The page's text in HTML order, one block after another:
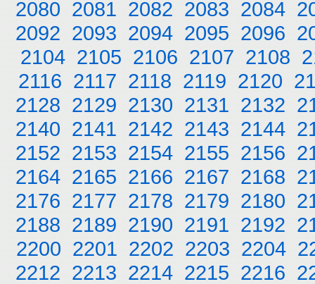
2080 2081 2082 2083 2084
2092 2093 2094 2095 2096
2104 2105 2106 2107 2108
2116 2117 2118 2119 2120
2128 2129 2130 2131 2132
2140 2141 2142 2143 2144
2152 2153 2154 2155 2156
2164 2165 2166 2167 2168
2176 2177 2178 2179 2180
2188 2189 2190 2191 2192
2200 2201 2202 2203 2204
2212 2213 2214 2215 2216